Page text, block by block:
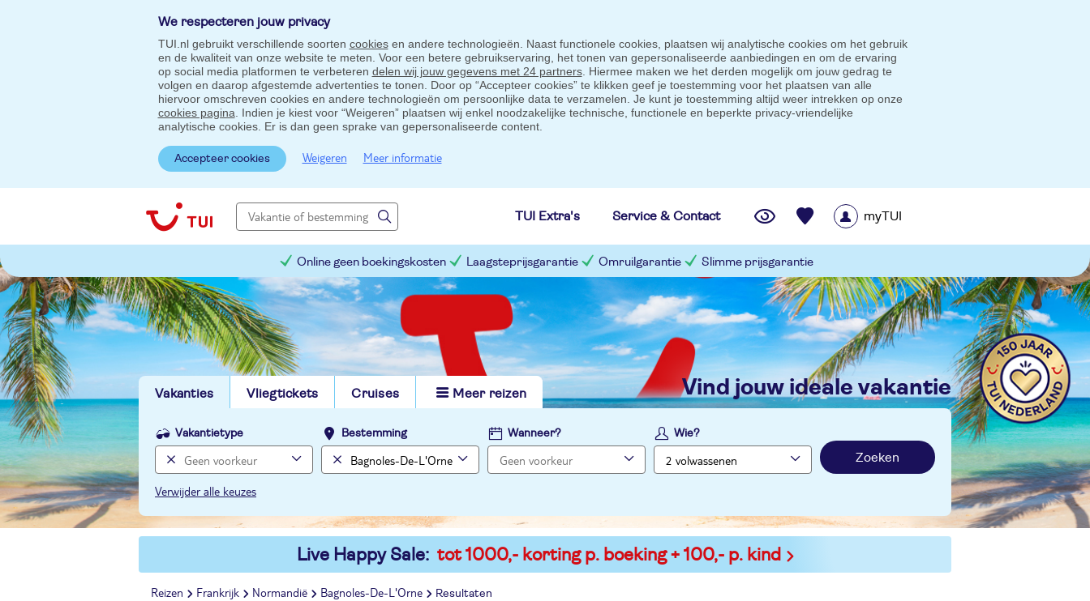
We respecteren jouw privacy
TUI.nl gebruikt verschillende soorten cookiesen andere technologieën. Naast functionele cookies, plaatsen wij analytische cookies om het gebruik
en de kwaliteit van onze website te meten. Voor een betere gebruikservaring, het tonen van gepersonaliseerde aanbiedingen en om de ervaring
op social media platformen te verbeteren delen wij jouw gegevens met 24 partners. Hiermee maken we het derden mogelijk om jouw gedrag te
volgen en daarop afgestemde advertenties te tonen. Door op “Accepteer cookies” te klikken geef je toestemming voor het plaatsen van alle
hiervoor omschreven cookies en andere technologieën om persoonlijke data te verzamelen. Je kunt je toestemming altijd weer intrekken op onze
cookies pagina . Indien je kiest voor “Weigeren” plaatsen wij enkel noodzakelijke technische, functionele en beperkte privacy-vriendelijke
analytische cookies. Er is dan geen sprake van gepersonaliseerde content.
Accepteer cookies Weigeren Meer informatie
TUI Extra's Service & Contact myTUI
Online geen boekingskosten Laagsteprijsgarantie Omruilgarantie Slimme prijsgarantie
Vakanties Vliegtickets Cruises Meer reizen vind jouw ideale vakantie
Vakantietype Bestemming Wanneer? Wie?
Zoeken
Verwijder alle keuzes
Live Happy Sale: tot 1000,- korting p. boeking + 100,- p. kind
Reizen Frankrijk Normandië Bagnoles-De-L'Orne Resultaten